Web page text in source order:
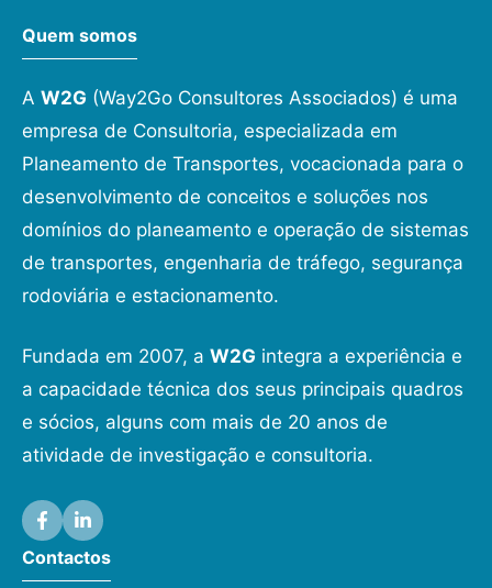
Quem somos
A W2G (Way2Go Consultores Associados) é uma
empresa de Consultoria, especializada em
Planeamento de Transportes, vocacionada para o
desenvolvimento de conceitos e soluções nos
domínios do planeamento e operação de sistemas
de transportes, engenharia de tráfego, segurança
rodoviária e estacionamento.
Fundada em 2007, a W2G integra a experiência e
a capacidade técnica dos seus principais quadros
e sócios, alguns com mais de 20 anos de
atividade de investigação e consultoria.
Contactos